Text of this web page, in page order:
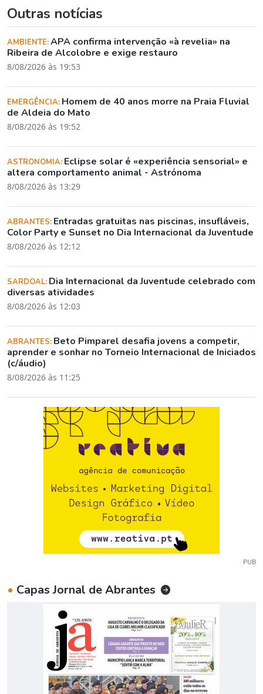
Outras notícias
AMBIENTE:APA confirma intervenção «à revelia» na
Ribeira de Alcolobre e exige restauro
8/08/2026 às 19:53
EMERGÊNCIA: Homem de 40 anos morre na Praia Fluvial
de Aldeia do Mato
8/08/2026 às 19:52
ASTRONOMIA: Eclipse solar é «experiência sensorial» e
altera comportamento animal - Astrónoma
8/08/2026 às 13:29
ABRANTES: Entradas gratuitas nas piscinas, insufláveis,
Color Party e Sunset no Dia Internacional da Juventude
8/08/2026 às 12:12
SARDOAL: Dia Internacional da Juventude celebrado com
diversas atividades
8/08/2026 às 12:03
ABRANTES: Beto Pimparel desafia jovens a competir,
aprender e sonhar no Torneio Internacional de Iniciados
(c/áudio)
8/08/2026 às 11:25
PUB
• Capas Jornal de Abrantes